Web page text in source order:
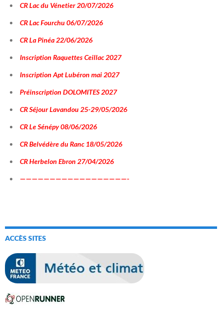
CR Lac du Vénetier 20/07/2026
CR Lac Fourchu 06/07/2026
CR La Pinéa 22/06/2026
Inscription Raquettes Ceillac 2027
Inscription Apt Lubéron mai 2027
Préinscription DOLOMITES 2027
CR Séjour Lavandou 25-29/05/2026
CR Le Sénépy 08/06/2026
CR Belvédère du Ranc 18/05/2026
CR Herbelon Ebron 27/04/2026
——————————————————-
ACCÈS SITES